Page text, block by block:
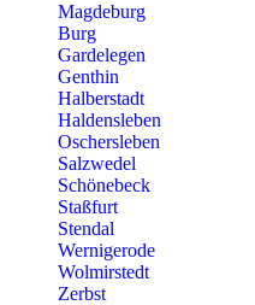
Magdeburg
Burg
Gardelegen
Genthin
Halberstadt
Haldensleben
Oschersleben
Salzwedel
Schönebeck
Staßfurt
Stendal
Wernigerode
Wolmirstedt
Zerbst